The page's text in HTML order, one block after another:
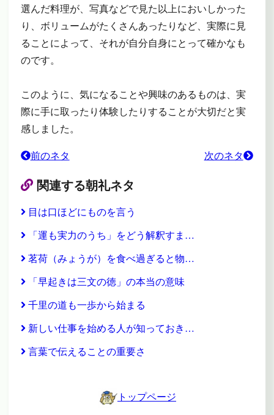
選んだ料理が、写真などで見た以上においしかった
り、ボリュームがたくさんあったりなど、実際に見
ることによって、それが自分自身にとって確かなも
のです。
このように、気になることや興味のあるものは、実
際に手に取ったり体験したりすることが大切だと実
感しました。
前のネタ
次のネタ
関連する朝礼ネタ
目は口ほどにものを言う
「運も実力のうち」をどう解釈すま…
茗荷（みょうが）を食べ過ぎると物…
「早起きは三文の徳」の本当の意味
千里の道も一歩から始まる
新しい仕事を始める人が知っておき…
言葉で伝えることの重要さ
トップページ